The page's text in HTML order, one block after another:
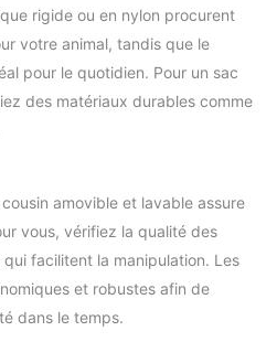
rigide ou en nylon procurent
votre animal, tandis que le
pour le quotidien. Pour un sac
des matériaux durables comme
amovible et lavable assure
vous, vérifiez la qualité des
facilitent la manipulation. Les
et robustes afin de
dans le temps.